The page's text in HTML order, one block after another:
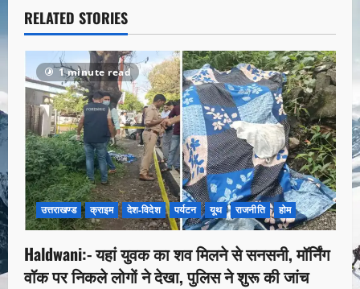
RELATED STORIES
1 minute read
उत्तराखण्ड क्राइम देश-विदेश पर्यटन यूथ राजनीति होम
Haldwani:- यहां युवक का शव मिलने से सनसनी, मॉर्निंग
वॉक पर निकले लोगों ने देखा, पुलिस ने शुरू की जांच